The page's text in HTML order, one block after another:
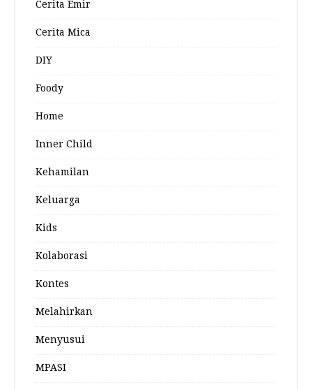
Cerita Emir
Cerita Mica
DIY
Foody
Home
Inner Child
Kehamilan
Keluarga
Kids
Kolaborasi
Kontes
Melahirkan
Menyusui
MPASI